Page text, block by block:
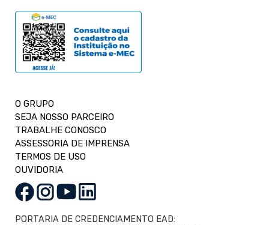
O GRUPO
SEJA NOSSO PARCEIRO
TRABALHE CONOSCO
ASSESSORIA DE IMPRENSA
TERMOS DE USO
OUVIDORIA
PORTARIA DE CREDENCIAMENTO EAD: